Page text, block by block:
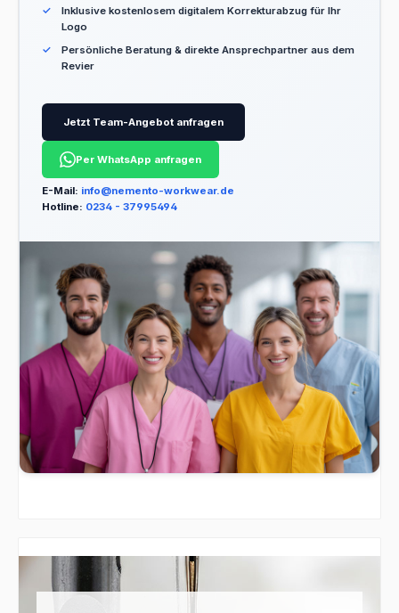
Inklusive kostenlosem digitalem Korrekturabzug für Ihr
Logo
Persönliche Beratung & direkte Ansprechpartner aus dem
Revier
Jetzt Team-Angebot anfragen
Per WhatsApp anfragen
E-Mail: info@nemento-workwear.de
Hotline: 0234 - 37995494